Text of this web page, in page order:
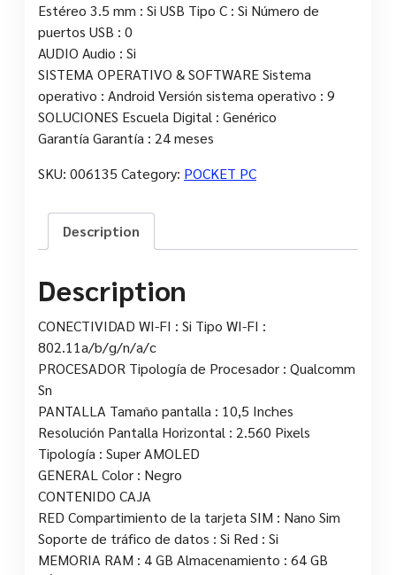
Estéreo 3.5 mm : Si USB Tipo C : Si Número de
puertos USB : 0
AUDIO Audio : Si
SISTEMA OPERATIVO & SOFTWARE Sistema
operativo : Android Versión sistema operativo : 9
SOLUCIONES Escuela Digital : Genérico
Garantía Garantía : 24 meses
SKU: 006135 Category: POCKET PC
Description
Description
CONECTIVIDAD WI-FI : Si Tipo WI-FI :
802.11a/b/g/n/a/c
PROCESADOR Tipología de Procesador : Qualcomm
Sn
PANTALLA Tamaño pantalla : 10,5 Inches
Resolución Pantalla Horizontal : 2.560 Pixels
Tipología : Super AMOLED
GENERAL Color : Negro
CONTENIDO CAJA
RED Compartimiento de la tarjeta SIM : Nano Sim
Soporte de tráfico de datos : Si Red : Si
MEMORIA RAM : 4 GB Almacenamiento : 64 GB